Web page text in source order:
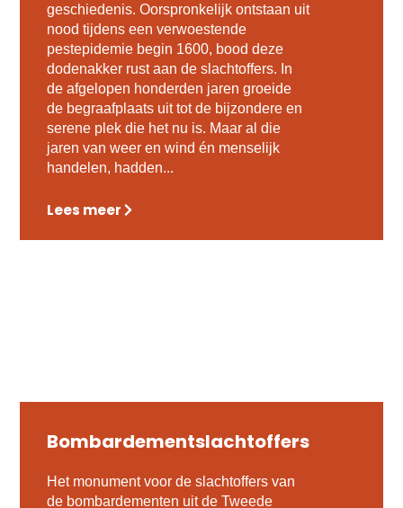
geschiedenis. Oorspronkelijk ontstaan uit
nood tijdens een verwoestende
pestepidemie begin 1600, bood deze
dodenakker rust aan de slachtoffers. In
de afgelopen honderden jaren groeide
de begraafplaats uit tot de bijzondere en
serene plek die het nu is. Maar al die
jaren van weer en wind én menselijk
handelen, hadden...
Lees meer
Bombardementslachtoffers
Het monument voor de slachtoffers van
de bombardementen uit de Tweede